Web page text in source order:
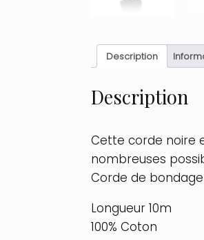
Description
Description
Cette corde noire
nombreuses
Corde de
Longueur 10m
100% Coton